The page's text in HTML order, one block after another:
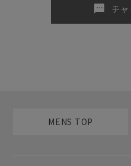
sms チ
MENS TOP